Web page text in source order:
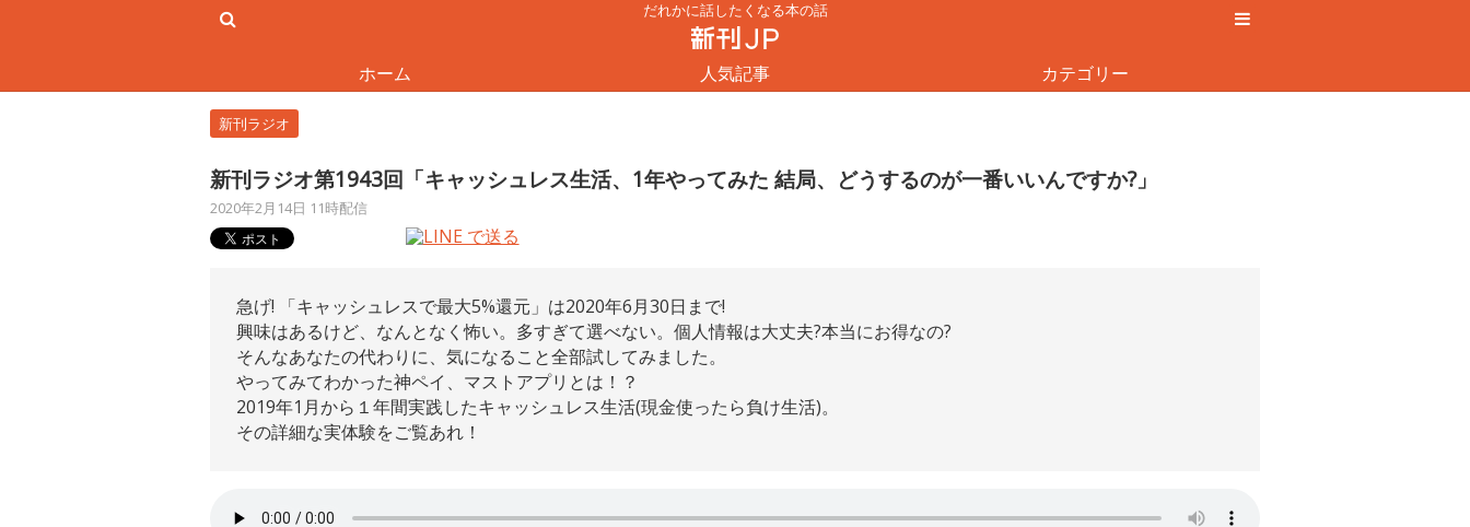
だれかに話したくなる本の話
ホーム 人気記事 カテゴリー
新刊ラジオ
新刊ラジオ第1943回「キャッシュレス生活、1年やってみた 結局、どうするのが一番いいんですか?」
2020年2月14日 11時配信
急げ! 「キャッシュレスで最大5%還元」は2020年6月30日まで!
興味はあるけど、なんとなく怖い。多すぎて選べない。個人情報は大丈夫?本当にお得なの?
そんなあなたの代わりに、気になること全部試してみました。
やってみてわかった神ペイ、マストアプリとは！？
2019年1月から１年間実践したキャッシュレス生活(現金使ったら負け生活)。
その詳細な実体験をご覧あれ！